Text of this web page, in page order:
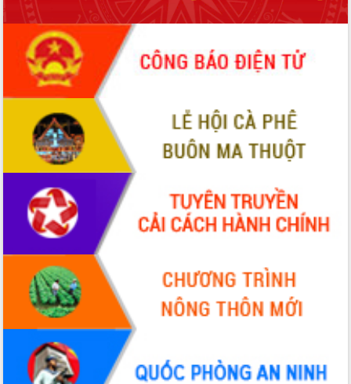
VIDEO
Không có file video nào để phát.
ALBUM ẢNH